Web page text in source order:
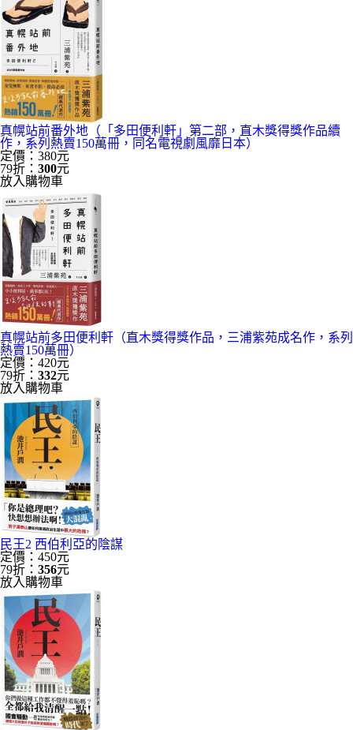
真幌站前番外地（「多田便利軒」第二部，直木獎得獎作品續
作，系列熱賣150萬冊，同名電視劇風靡日本）
定價：380元
79折： 300元
放入購物車
真幌站前多田便利軒（直木獎得獎作品，三浦紫苑成名作，系列
熱賣150萬冊）
定價：420元
79折： 332元
放入購物車
民王2 西伯利亞的陰謀
定價：450元
79折： 356元
放入購物車